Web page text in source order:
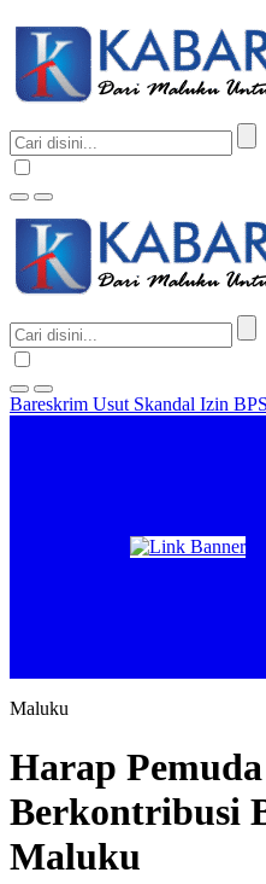
Bareskrim Usut Skandal Izin
Maluku
Harap
Berkontribusi
Maluku